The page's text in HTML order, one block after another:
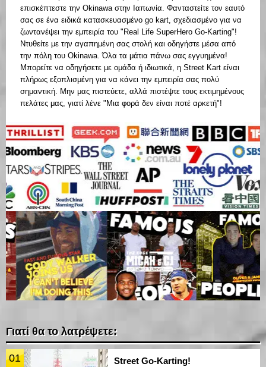
επισκέπτεστε την Okinawa στην Ιαπωνία. Φανταστείτε τον εαυτό
σας σε ένα ειδικά κατασκευασμένο go kart, σχεδιασμένο για να
ζωντανέψει την εμπειρία του "Real Life SuperHero Go-Karting"!
Ντυθείτε με την αγαπημένη σας στολή και οδηγήστε μέσα από
την πόλη του Okinawa. Όλα τα μάτια πάνω σας εγγυημένα!
Μπορείτε να οδηγήσετε με ομάδα ή ιδιωτικά, η Street Kart είναι
πλήρως εξοπλισμένη για να κάνει την εμπειρία σας πολύ
σημαντική. Μην μας πιστεύετε, αλλά πιστέψτε τους εκτιμημένους
πελάτες μας, γιατί λένε "Μια φορά δεν είναι ποτέ αρκετή"!
Γιατί θα το λατρέψετε:
01 Street Go-Karting!